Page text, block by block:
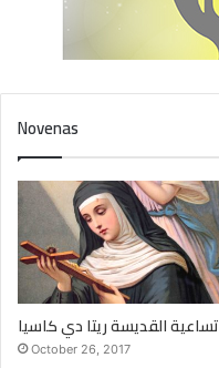
Novenas
تساعية القديسة ريتا دي كاسيا
October 26, 2017